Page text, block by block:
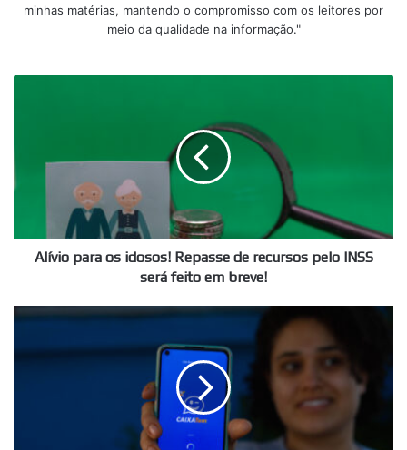
minhas matérias, mantendo o compromisso com os leitores por
meio da qualidade na informação."
Repasse
INSS
será
breve!
Alívio para os idosos! Repasse de recursos pelo INSS
será feito em breve!
Caixa
Libera